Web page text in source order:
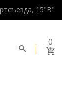
15"В"
0